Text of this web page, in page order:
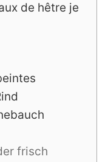
de hêtre je
frisch